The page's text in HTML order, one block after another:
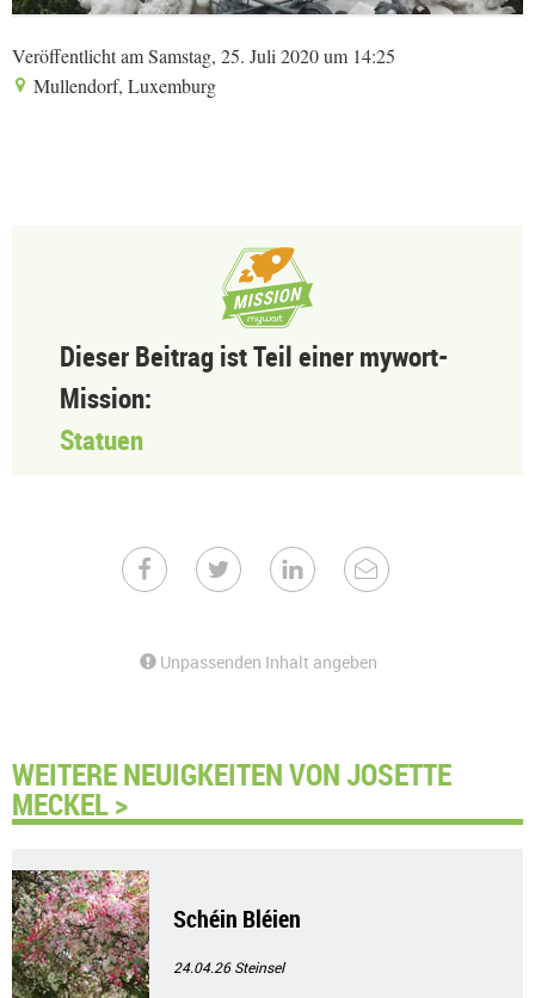
Veröffentlicht am Samstag, 25. Juli 2020 um 14:25
Mullendorf, Luxemburg
Dieser Beitrag ist Teil einer mywort-
Mission:
Statuen
Unpassenden Inhalt angeben
WEITERE NEUIGKEITEN VON JOSETTE
MECKEL >
Schéin Bléien
24.04.26Steinsel